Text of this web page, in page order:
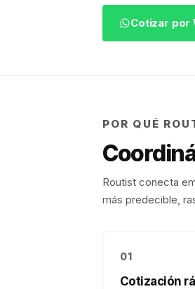
Cotizar por
POR QUÉ
Routist conecta
más predecible,
01
Cotización